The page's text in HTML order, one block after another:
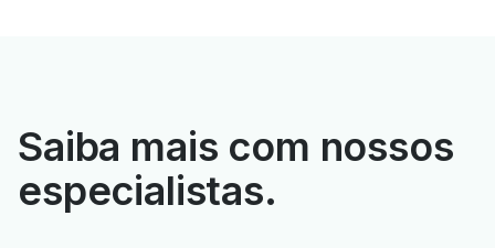
Saiba mais com nossos
especialistas.